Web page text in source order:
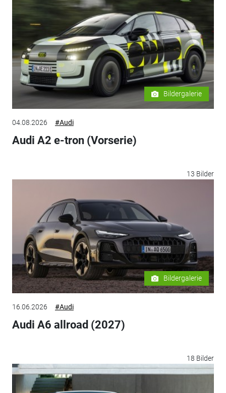
Bildergalerie
04.08.2026 #Audi
Audi A2 e-tron (Vorserie)
13 Bilder
Bildergalerie
16.06.2026 #Audi
Audi A6 allroad (2027)
18 Bilder